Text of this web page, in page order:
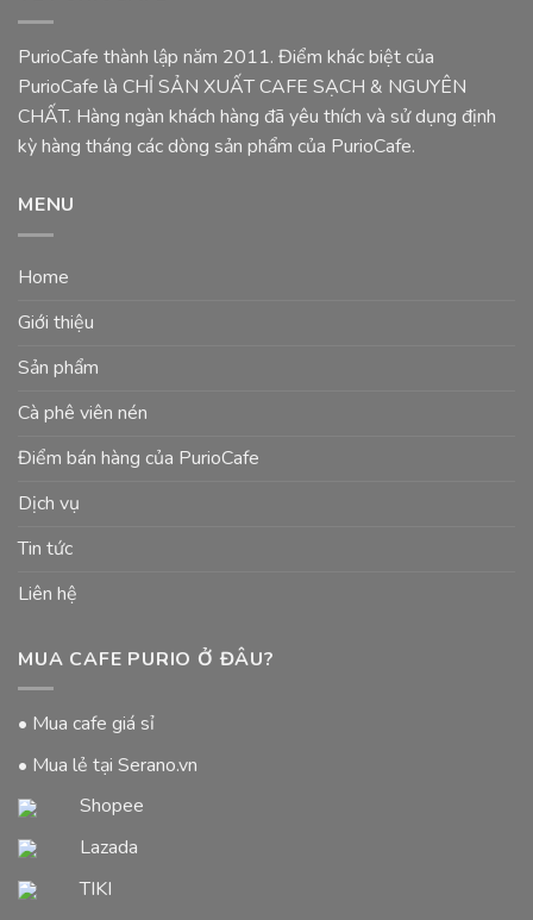
PurioCafe thành lập năm 2011. Điểm khác biệt của
PurioCafe là CHỈ SẢN XUẤT CAFE SẠCH & NGUYÊN
CHẤT. Hàng ngàn khách hàng đã yêu thích và sử dụng định
kỳ hàng tháng các dòng sản phẩm của PurioCafe.
MENU
Home
Giới thiệu
Sản phẩm
Cà phê viên nén
Điểm bán hàng của PurioCafe
Dịch vụ
Tin tức
Liên hệ
MUA CAFE PURIO Ở ĐÂU?
• Mua cafe giá sỉ
• Mua lẻ tại Serano.vn
Shopee
Lazada
TIKI